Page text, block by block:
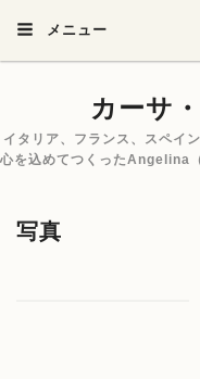
メニュー
カーサ
イタリア、フランス、スペイ
心を込めてつくったAngelina
写真